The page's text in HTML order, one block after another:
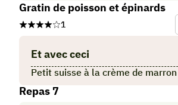
Gratin de poisson et épinards
1
Et avec ceci
Petit suisse à la crème de marron
Repas 7